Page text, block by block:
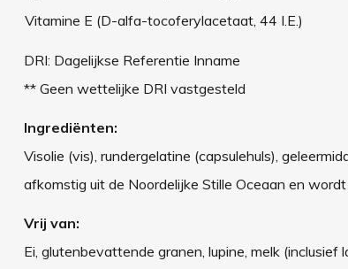
Vitamine E (D-alfa-tocoferylacetaat, 44 I.E.)
DRI: Dagelijkse Referentie Inname
** Geen wettelijke DRI vastgesteld
Ingrediënten:
Visolie (vis), rundergelatine (capsulehuls),
afkomstig uit de Noordelijke Stille Oceaan en
Vrij van:
Ei, glutenbevattende granen, lupine, melk